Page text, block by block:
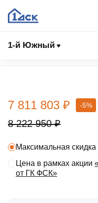
1-й Южный
Выбрать квартиру
8 222 950 ₽
7 811 803 ₽ -5%
Максимальная
Цена в рамках акции
от ГК ФСК»